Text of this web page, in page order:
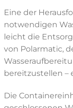
Eine der
notwendigen
leicht die
von Polarmatic,
bereitzustellen –
Die